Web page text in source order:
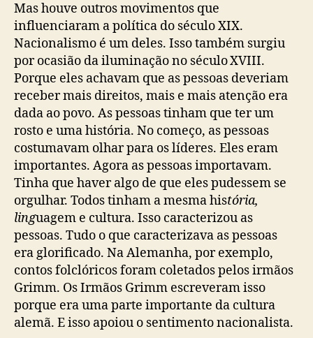
Mas houve outros movimentos que
influenciaram a política do século XIX.
Nacionalismo é um deles. Isso também surgiu
por ocasião da iluminação no séculoXVIII.
Porque eles achavam que as pessoas deveriam
receber mais direitos, mais e mais atenção era
dada ao povo. As pessoas tinham que ter um
rosto e uma história. No começo, as pessoas
costumavam olhar para os líderes. Eles eram
importantes. Agora as pessoas importavam.
Tinha que haver algo de que eles pudessem se
orgulhar. Todos tinham a mesma história,
linguagem e cultura. Isso caracterizou as
pessoas. Tudo o que caracterizava as pessoas
era glorificado. Na Alemanha, por exemplo,
contos folclóricos foram coletados pelos irmãos
Grimm. Os Irmãos Grimm escreveram isso
porque era uma parte importante da cultura
alemã. E isso apoiou o sentimento nacionalista.